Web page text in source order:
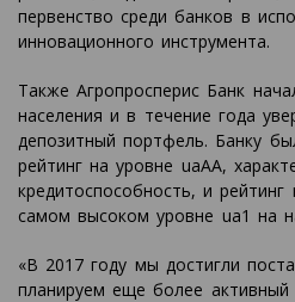
первенство среди банков в
инновационного инструмента.
Также Агропросперис Банк
населения и в течение года
депозитный портфель. Банку
рейтинг на уровне uaAA,
кредитоспособность, и
самом высоком уровне ua1 на
«В 2017 году мы достигли
планируем еще более